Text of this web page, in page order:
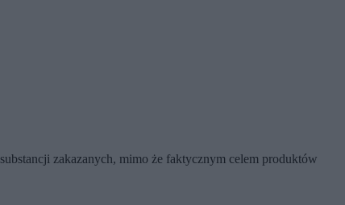
zakazanych, mimo że faktycznym celem produktów